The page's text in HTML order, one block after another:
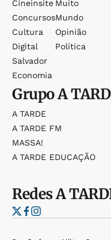
Cineinsite
Concursos
Cultura
Digital
Salvador
Economia
Muito
Mundo
Opinião
Política
GrupoA
A TARDE
A TARDE FM
MASSA!
A TARDE EDUCAÇÃO
RedesA